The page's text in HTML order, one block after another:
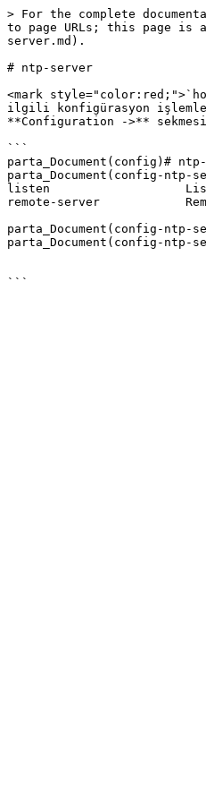
> For the complete
to page URLs; this page
server.md).
# ntp-server
<mark
ilgili konfigürasyon
**Configuration ->**
```
parta_Document(config)#
parta_Document(config-ntp-
listen                   Listen
remote-server
parta_Document(config-
parta_Document(config-